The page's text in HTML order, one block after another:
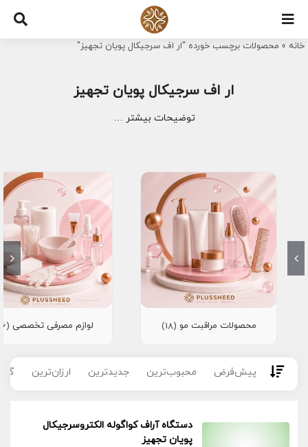
Skip
content
خانه » محصولات برچسب خورده "ار اف سرجیکال پویان تجهیز"
ار اف سرجیکال پویان تجهیز
توضیحات بیشتر …
محصولات مراقبت مو (18) لوازم مصرفی تخصصی (16)
پیش‌فرض محبوب‌ترین جدیدترین ارزان‌ترین
دستگاه آراف کواگوله الکتروسرجیکال
پویان تجهیز